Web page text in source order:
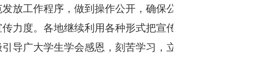
放工作程序，做到操作公开，确保公
力度。各地继续利用各种形式把宣传
导广大学生学会感恩，刻苦学习，立